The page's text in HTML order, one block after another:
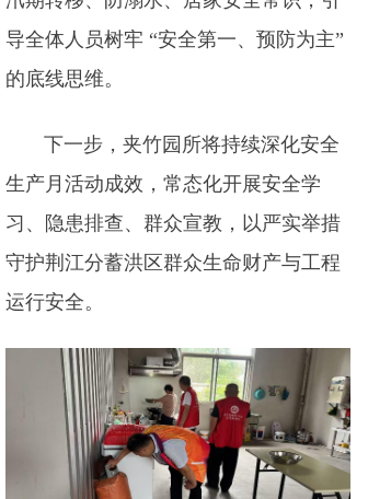
导全体人员树牢 “安全第一、预防为主”
的底线思维。
下一步，夹竹园所将持续深化安全
生产月活动成效，常态化开展安全学
习、隐患排查、群众宣教，以严实举措
守护荆江分蓄洪区群众生命财产与工程
运行安全。